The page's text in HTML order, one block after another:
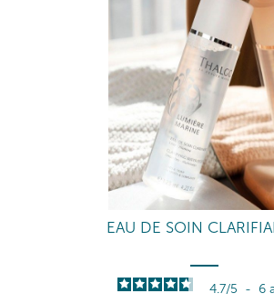
EAU DE SOIN
4.7/5 - 6